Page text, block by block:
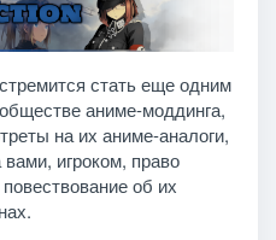
стать еще одним
аниме-моддинга,
на их аниме-аналоги,
игроком, право
об их